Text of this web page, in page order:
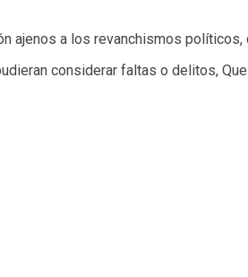
ajenos a los revanchismos políticos,
considerar faltas o delitos,